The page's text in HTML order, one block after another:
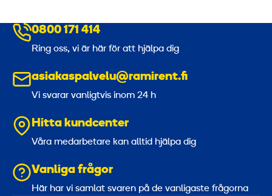
n
t
l
3
t
0800 171 414
Ring oss, vi är här för att hjälpa dig
asiakaspalvelu@ramirent.fi
Vi svarar vanligtvis inom 24 h
Hitta kundcenter
Våra medarbetare kan alltid hjälpa dig
Vanliga frågor
Här har vi samlat svaren på de vanligaste frågorna